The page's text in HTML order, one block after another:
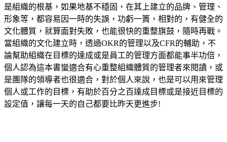
是組織的根基，如果地基不穩固，在其上建立的品牌、管理、
形象等，都容易因一時的失誤，功虧一簣，相對的，有健全的
文化體質，就算面對失敗，也能很快的重整旗鼓，隨時再戰。
當組織的文化建立時，透過OKR的管理以及CFR的輔助，不
論幫助組織在目標的達成或是員工的管理方面都能事半功倍，
個人認為這本書蠻適合有心重整組織體質的管理者來閱讀，或
是團隊的領導者也很適合，對於個人來說，也是可以用來管理
個人或工作的目標，有助於百分之百達成目標或是接近目標的
設定值，讓每一天的自己都要比昨天更進步!